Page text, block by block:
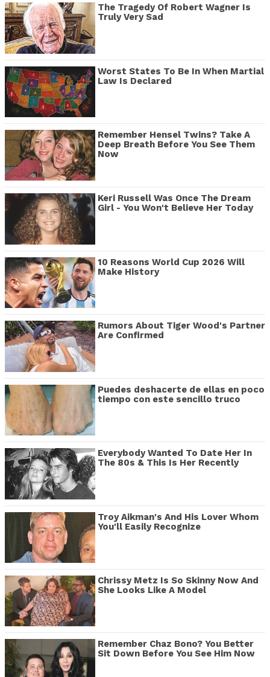
The Tragedy Of Robert Wagner Is
Truly Very Sad
Worst States To Be In When Martial
Law Is Declared
Remember Hensel Twins? Take A
Deep Breath Before You See Them
Now
Keri Russell Was Once The Dream
Girl - You Won't Believe Her Today
10 Reasons World Cup 2026 Will
Make History
Rumors About Tiger Wood's Partner
Are Confirmed
Puedes deshacerte de ellas en poco
tiempo con este sencillo truco
Everybody Wanted To Date Her In
The 80s & This Is Her Recently
Troy Aikman's And His Lover Whom
You'll Easily Recognize
Chrissy Metz Is So Skinny Now And
She Looks Like A Model
Remember Chaz Bono? You Better
Sit Down Before You See Him Now